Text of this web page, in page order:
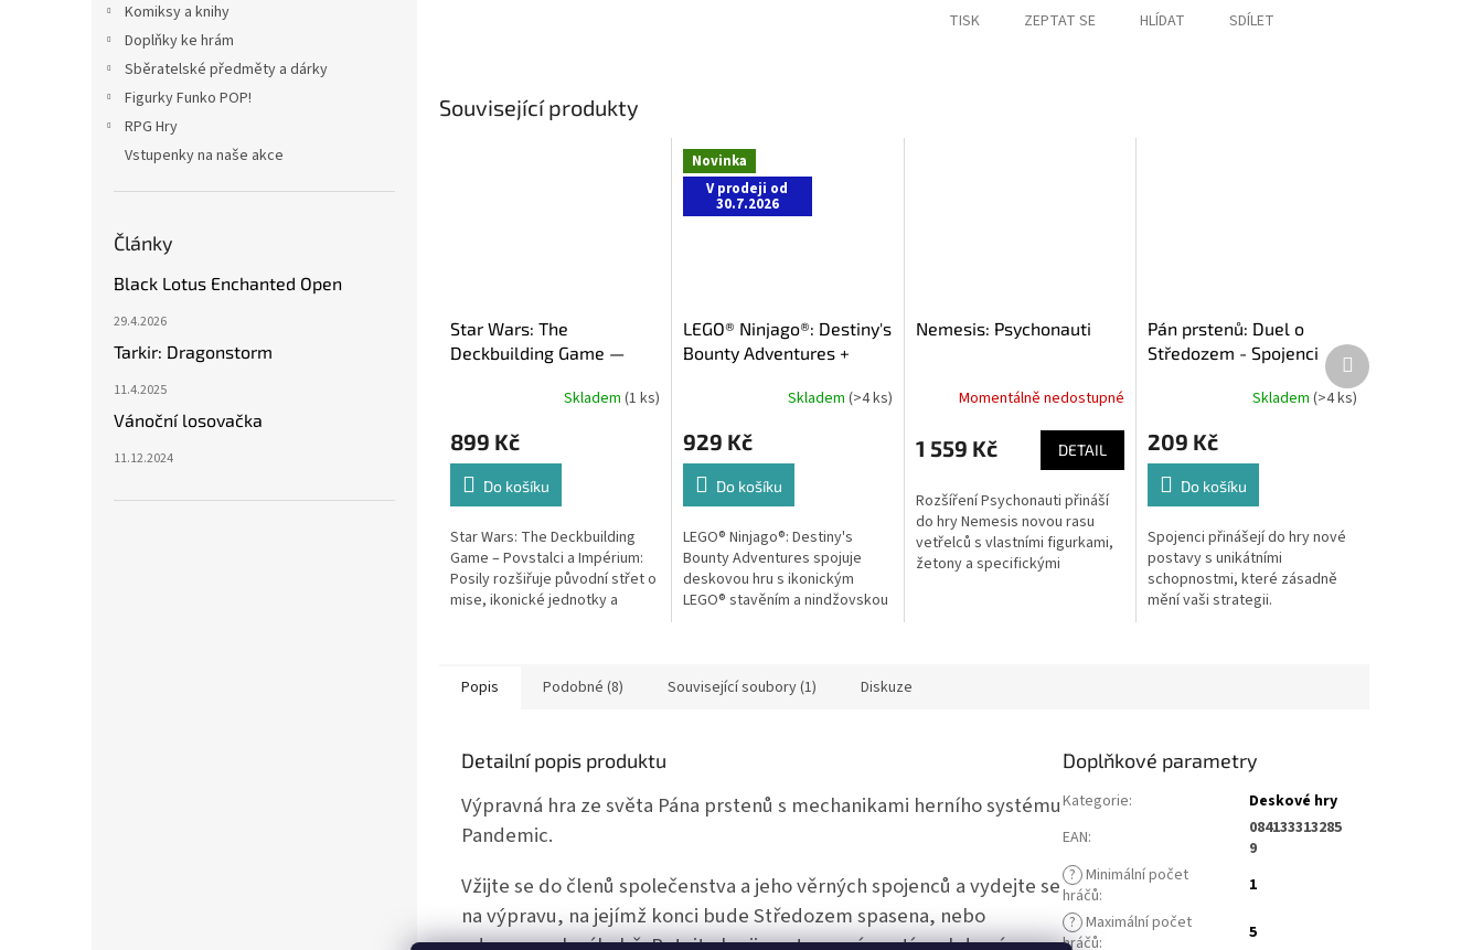
Komiksy a knihy
Doplňky ke hrám
Sběratelské předměty a dárky
Figurky Funko POP!
RPG Hry
Vstupenky na naše akce
Články
Black Lotus Enchanted Open
29.4.2026
Tarkir: Dragonstorm
11.4.2025
Vánoční losovačka
11.12.2024
TISK ZEPTAT SE HLÍDAT SDÍLET
Související produkty
Star Wars: The
Deckbuilding Game —
Skladem (1 ks)
899 Kč
Do košíku
Star Wars: The Deckbuilding
Game – Povstalci a Impérium:
Posily rozšiřuje původní střet o
mise, ikonické jednotky a
Novinka
V prodeji od
30.7.2026
LEGO® Ninjago®: Destiny's
Bounty Adventures +
Skladem (>4 ks)
929 Kč
Do košíku
LEGO® Ninjago®: Destiny's
Bounty Adventures spojuje
deskovou hru s ikonickým
LEGO® stavěním a nindžovskou
Nemesis: Psychonauti
Momentálně nedostupné
1 559 Kč DETAIL
Rozšíření Psychonauti přináší
do hry Nemesis novou rasu
vetřelců s vlastními figurkami,
žetony a specifickými
Pán prstenů: Duel o
Středozem - Spojenci
Skladem (>4 ks)
209 Kč
Do košíku
Spojenci přinášejí do hry nové
postavy s unikátními
schopnostmi, které zásadně
mění vaši strategii.
Další
produkt
Popis Podobné (8) Související soubory (1) Diskuze
Detailní popis produktu
Výpravná hra ze světa Pána prstenů s mechanikami herního systému
Pandemic.
Vžijte se do členů společenstva a jeho věrných spojenců a vydejte se
na výpravu, na jejímž konci bude Středozem spasena, nebo
Doplňkové parametry
Kategorie:
Deskové hry
EAN:
084133313285
9
? Minimální počet
hráčů:
1
? Maximální počet
hráčů:
5